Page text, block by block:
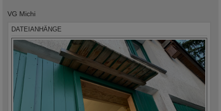
VG Michi
DATEIANHÄNGE